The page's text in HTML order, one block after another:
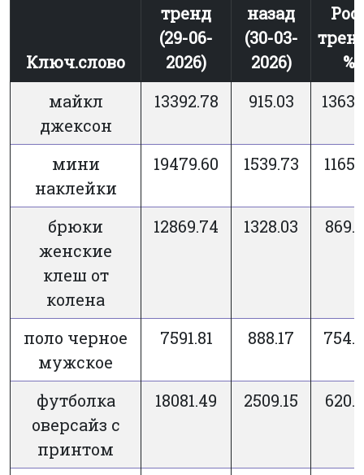
Ключ.слово
тренд
(29-06-
2026)
назад
(30-03-
2026)
%
майкл
джексон
13392.78 915.03
мини
наклейки
19479.60 1539.73
брюки
женские
клеш от
колена
12869.74 1328.03
поло черное
мужское
7591.81 888.17
футболка
оверсайз с
принтом
18081.49 2509.15